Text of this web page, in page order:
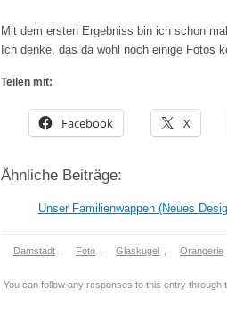
Mit dem ersten Ergebniss bin ich schon
Ich denke, das da wohl noch einige Fotos
Teilen mit:
Facebook X
Ähnliche Beiträge:
Unser Familienwappen (Neues
Damstadt Foto Glaskugel Orangerie
You can follow any responses to this entry through